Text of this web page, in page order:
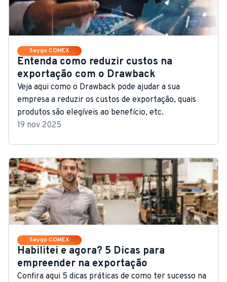
Saygo COMEX
Entenda como reduzir custos na
exportação com o Drawback
Veja aqui como o Drawback pode ajudar a sua
empresa a reduzir os custos de exportação, quais
produtos são elegíveis ao benefício, etc.
19 nov 2025
Saygo COMEX
Habilitei e agora? 5 Dicas para
empreender na exportação
Confira aqui 5 dicas práticas de como ter sucesso na